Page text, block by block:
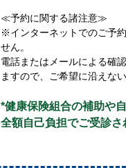
≪予約に関する諸注意≫
※インターネットでのご予
せん。
電話またはメールによる確
ますので、ご希望に沿えな
*健康保険組合の補助や
全額自己負担でご受診さ